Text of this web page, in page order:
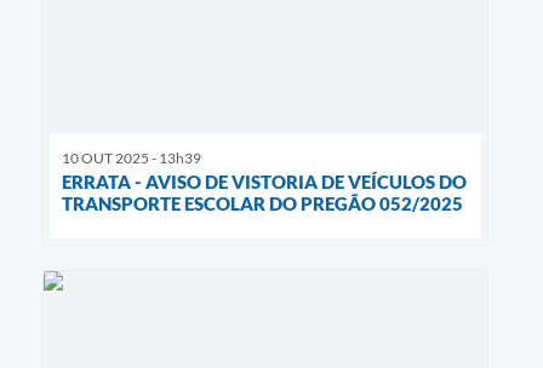
10 OUT 2025 - 13h39
ERRATA - AVISO DE VISTORIA DE VEÍCULOS DO
TRANSPORTE ESCOLAR DO PREGÃO 052/2025